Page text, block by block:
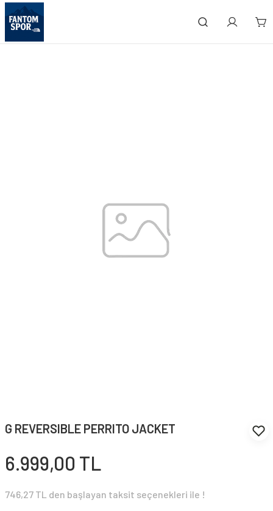
G REVERSIBLE PERRITO JACKET
6.999,00 TL
746,27 TL den başlayan taksit seçenekleri ile !